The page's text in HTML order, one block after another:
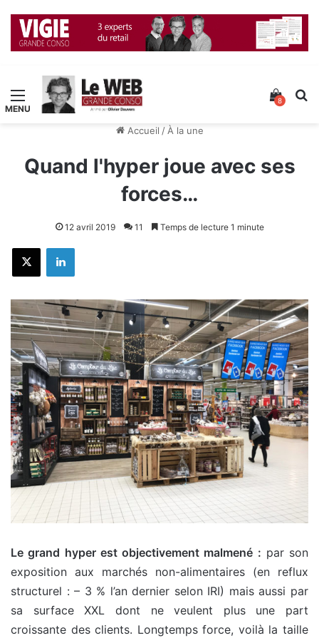
Menu 8Voir
Accueil / À la une
Quand l'hyper joue avec ses
forces…
12 avril 2019 11 Temps de lecture 1 minute
X Linkedin
Le grand hyper est objectivement malmené : par son
exposition aux marchés non-alimentaires (en reflux
structurel : – 3 % l’an dernier selon IRI) mais aussi par
sa surface XXL dont ne veulent plus une part
croissante des clients. Longtemps force, voilà la taille